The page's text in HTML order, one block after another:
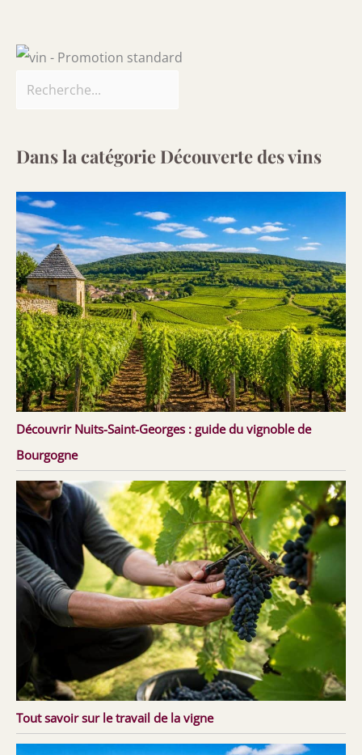
Dans la catégorie Découverte des vins
Découvrir Nuits-Saint-Georges : guide du vignoble de
Bourgogne
Tout savoir sur le travail de la vigne